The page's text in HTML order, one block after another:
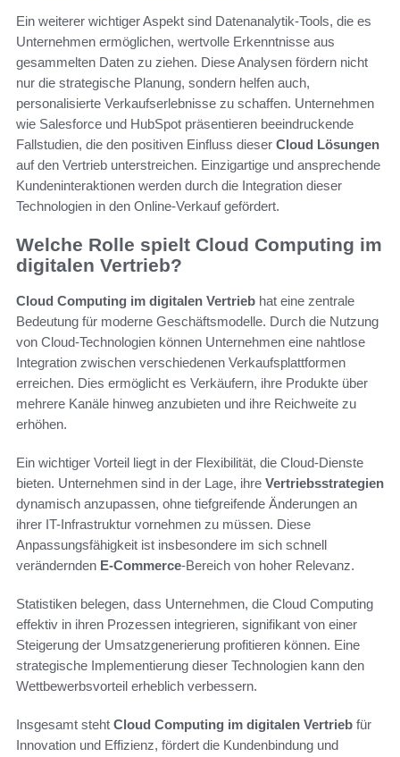
Ein weiterer wichtiger Aspekt sind Datenanalytik-Tools, die es
Unternehmen ermöglichen, wertvolle Erkenntnisse aus
gesammelten Daten zu ziehen. Diese Analysen fördern nicht
nur die strategische Planung, sondern helfen auch,
personalisierte Verkaufserlebnisse zu schaffen. Unternehmen
wie Salesforce und HubSpot präsentieren beeindruckende
Fallstudien, die den positiven Einfluss dieser Cloud Lösungen
auf den Vertrieb unterstreichen. Einzigartige und ansprechende
Kundeninteraktionen werden durch die Integration dieser
Technologien in den Online-Verkauf gefördert.
Welche Rolle spielt Cloud Computing im
digitalen Vertrieb?
Cloud Computing im digitalen Vertrieb hat eine zentrale
Bedeutung für moderne Geschäftsmodelle. Durch die Nutzung
von Cloud-Technologien können Unternehmen eine nahtlose
Integration zwischen verschiedenen Verkaufsplattformen
erreichen. Dies ermöglicht es Verkäufern, ihre Produkte über
mehrere Kanäle hinweg anzubieten und ihre Reichweite zu
erhöhen.
Ein wichtiger Vorteil liegt in der Flexibilität, die Cloud-Dienste
bieten. Unternehmen sind in der Lage, ihre Vertriebsstrategien
dynamisch anzupassen, ohne tiefgreifende Änderungen an
ihrer IT-Infrastruktur vornehmen zu müssen. Diese
Anpassungsfähigkeit ist insbesondere im sich schnell
verändernden E-Commerce-Bereich von hoher Relevanz.
Statistiken belegen, dass Unternehmen, die Cloud Computing
effektiv in ihren Prozessen integrieren, signifikant von einer
Steigerung der Umsatzgenerierung profitieren können. Eine
strategische Implementierung dieser Technologien kann den
Wettbewerbsvorteil erheblich verbessern.
Insgesamt steht Cloud Computing im digitalen Vertrieb für
Innovation und Effizienz, fördert die Kundenbindung und